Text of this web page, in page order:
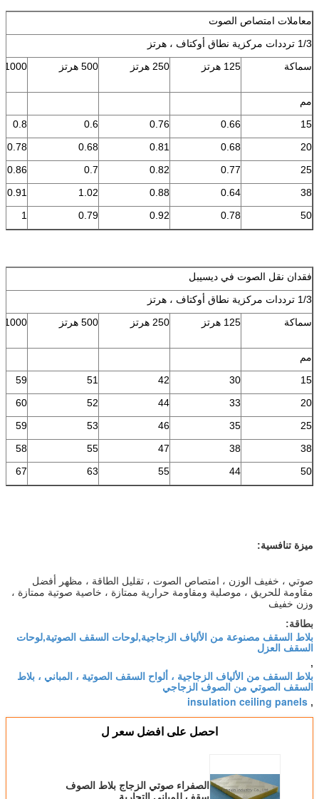
معاملات امتصاص الصوت
1/3 ترددات مركزية نطاق أوكتاف ، هرتز
سماكة
125 هرتز 250 هرتز 500 هرتز 1000 هرتز
مم
15
0.66
0.76
0.6
0.8
20
0.68
0.81
0.68
0.78
25
0.77
0.82
0.7
0.86
38
0.64
0.88
1.02
0.91
50
0.78
0.92
0.79
1
فقدان نقل الصوت في ديسيبل
1/3 ترددات مركزية نطاق أوكتاف ، هرتز
سماكة
125 هرتز 250 هرتز 500 هرتز 1000 هرتز
مم
15
30
42
51
59
20
33
44
52
60
25
35
46
53
59
38
38
47
55
58
50
44
55
63
67
ميزة تنافسية:
صوتي ، خفيف الوزن ، امتصاص الصوت ، تقليل الطاقة ، مظهر أفضل
مقاومة للحريق ، موصلية ومقاومة حرارية ممتازة ، خاصية صوتية ممتازة ،
وزن خفيف
بطاقة:
بلاط السقف مصنوعة من الألياف الزجاجية,لوحات السقف الصوتية,لوحات
السقف العزل
,
بلاط السقف من الألياف الزجاجية ، ألواح السقف الصوتية ، المباني ، بلاط
السقف الصوتي من الصوف الزجاجي
,
insulation ceiling panels
احصل على افضل سعر ل
الصفراء صوتي الزجاج بلاط الصوف